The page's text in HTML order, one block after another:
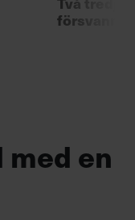
försvann
med en